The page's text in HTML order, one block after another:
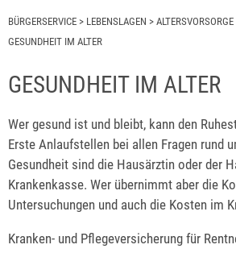
BÜRGERSERVICE > LEBENSLAGEN >
GESUNDHEIT IM ALTER
GESUNDHEIT IM ALTER
Wer gesund ist und bleibt, kann den
Erste Anlaufstellen bei allen Fragen rund
Gesundheit sind die Hausärztin oder der
Krankenkasse. Wer übernimmt aber die
Untersuchungen und auch die Kosten im
Kranken- und Pflegeversicherung für